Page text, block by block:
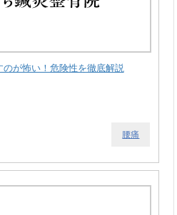
が怖い！危険性を徹底解説
腰痛